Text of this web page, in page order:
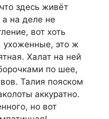
здесь живёт
а на деле не
вот хоть
ухоженные, это ж
Халат на ней
по шее,
Талия пояском
аккуратно.
но вот